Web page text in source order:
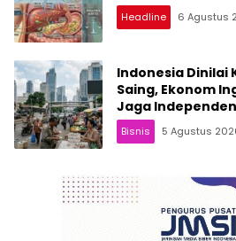
Headline 6 Agustus
Indonesia Dinilai
Saing, Ekonom
Jaga
Bisnis 5 Agustus